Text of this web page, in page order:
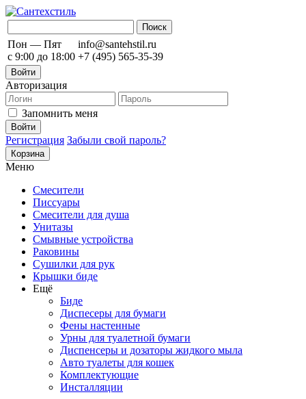
Пон — Пят
с 9:00 до 18:00
info@santehstil.ru
+7 (495) 565-35-39
Войти
Авторизация
Запомнить меня
Регистрация Забыли свой пароль?
Корзина
Меню
Смесители
Писсуары
Смесители для душа
Унитазы
Смывные устройства
Раковины
Сушилки для рук
Крышки биде
Ещё
Биде
Диспесеры для бумаги
Фены настенные
Урны для туалетной бумаги
Диспенсеры и дозаторы жидкого мыла
Авто туалеты для кошек
Комплектующие
Инсталляции